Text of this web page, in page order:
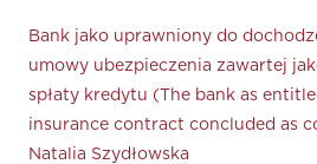
Bank jako uprawniony do
umowy ubezpieczenia zawartej
spłaty kredytu (The bank as
insurance contract concluded as
Natalia Szydłowska